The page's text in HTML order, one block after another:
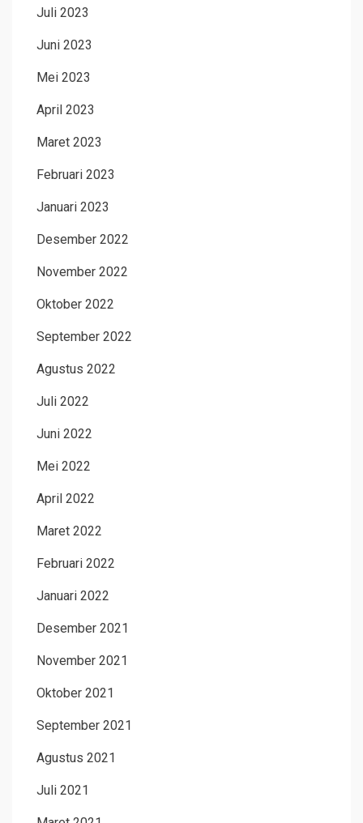
Juli 2023
Juni 2023
Mei 2023
April 2023
Maret 2023
Februari 2023
Januari 2023
Desember 2022
November 2022
Oktober 2022
September 2022
Agustus 2022
Juli 2022
Juni 2022
Mei 2022
April 2022
Maret 2022
Februari 2022
Januari 2022
Desember 2021
November 2021
Oktober 2021
September 2021
Agustus 2021
Juli 2021